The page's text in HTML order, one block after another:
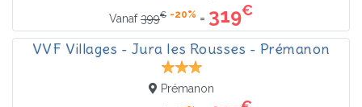
Vanaf399€ -20% = 319€
VVF Villages - Jura les Rousses - Prémanon
Prémanon